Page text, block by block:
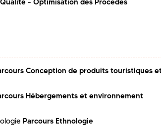
- Optimisation des Procédés
Conception de produits touristiques
Hébergements et environnement
Parcours Ethnologie